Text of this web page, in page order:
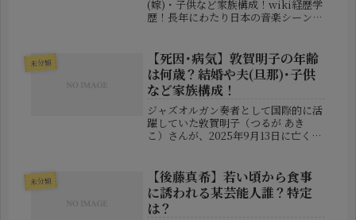
(嫁)・子供など家族構成！wiki経歴学
歴！長年にわたり日本の音楽シーンを
日に71歳で亡くなったことが公表さ
れ、多くの音楽ファンや関係...
未分類
【死因･病気】敦賀明子の年齢
は何歳？結婚や夫(旦那)･子供
など家族構成！
ジャズオルガン奏者として国際的に活
躍していた敦賀明子（つるが あき
こ）さんが、2025年9月13日に亡くな
評価を得てきた存在だけに、その訃報
は多くのファンや関係者に大きな衝...
未分類
【後藤真希】若い頃から食事
に誘われる某芸能人誰？特定
は？